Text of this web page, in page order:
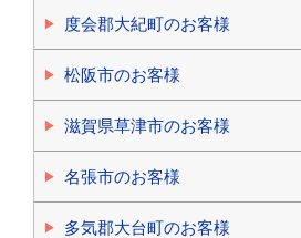
度会郡大紀町のお客様
松阪市のお客様
滋賀県草津市のお客様
名張市のお客様
多気郡大台町のお客様